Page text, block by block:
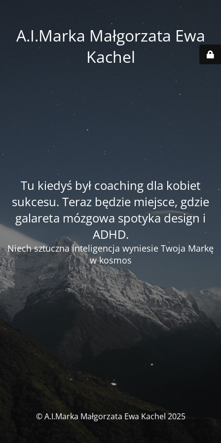
A.I.Marka Małgorzata Ewa
Kachel
Tu kiedyś był coaching dla kobiet
sukcesu. Teraz będzie miejsce, gdzie
galareta mózgowa spotyka design i
ADHD.
Niech sztuczna inteligencja wyniesie Twoja Markę
w kosmos
© A.I.Marka Małgorzata Ewa Kachel 2025